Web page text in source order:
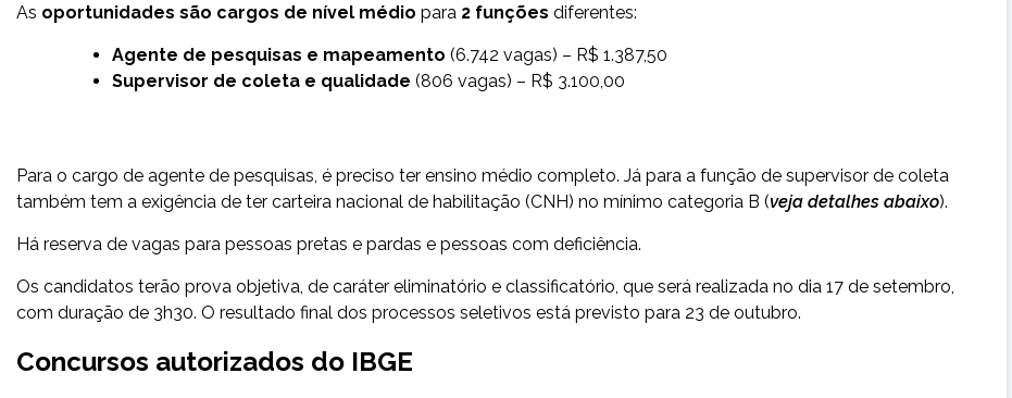
As oportunidades são cargos de nível médio para 2 funções diferentes:
Agente de pesquisas e mapeamento (6.742 vagas) – R$ 1.387,50
Supervisor de coleta e qualidade (806 vagas) – R$ 3.100,00
Para o cargo de agente de pesquisas, é preciso ter ensino médio completo. Já para a função de supervisor de coleta
também tem a exigência de ter carteira nacional de habilitação (CNH) no mínimo categoria B (veja detalhes abaixo).
Há reserva de vagas para pessoas pretas e pardas e pessoas com deficiência.
Os candidatos terão prova objetiva, de caráter eliminatório e classificatório, que será realizada no dia 17 de setembro,
com duração de 3h30. O resultado final dos processos seletivos está previsto para 23 de outubro.
Concursos autorizados do IBGE